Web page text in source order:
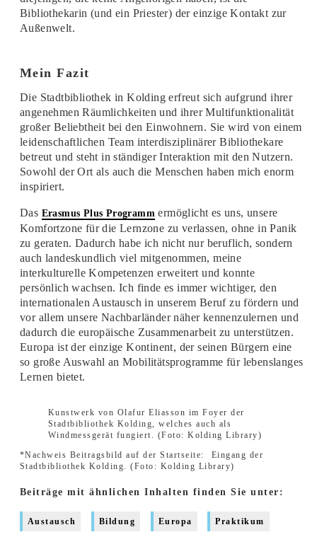
Bibliothekarin (und ein Priester) der einzige Kontakt zur
Außenwelt.
Mein Fazit
Die Stadtbibliothek in Kolding erfreut sich aufgrund ihrer
angenehmen Räumlichkeiten und ihrer Multifunktionalität
großer Beliebtheit bei den Einwohnern. Sie wird von einem
leidenschaftlichen Team interdisziplinärer Bibliothekare
betreut und steht in ständiger Interaktion mit den Nutzern.
Sowohl der Ort als auch die Menschen haben mich enorm
inspiriert.
Das Erasmus Plus Programm ermöglicht es uns, unsere
Komfortzone für die Lernzone zu verlassen, ohne in Panik
zu geraten. Dadurch habe ich nicht nur beruflich, sondern
auch landeskundlich viel mitgenommen, meine
interkulturelle Kompetenzen erweitert und konnte
persönlich wachsen. Ich finde es immer wichtiger, den
internationalen Austausch in unserem Beruf zu fördern und
vor allem unsere Nachbarländer näher kennenzulernen und
dadurch die europäische Zusammenarbeit zu unterstützen.
Europa ist der einzige Kontinent, der seinen Bürgern eine
so große Auswahl an Mobilitätsprogramme für lebenslanges
Lernen bietet.
Kunstwerk von Olafur Eliasson im Foyer der
Stadtbibliothek Kolding, welches auch als
Windmessgerät fungiert. (Foto: Kolding Library)
*Nachweis Beitragsbild auf der Startseite:
Eingang der
Stadtbibliothek Kolding. (Foto: Kolding Library)
Beiträge mit ähnlichen Inhalten finden Sie unter:
Austausch Bildung Europa Praktikum